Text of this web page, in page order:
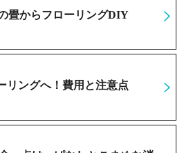
畳からフローリングDIY
リングへ！費用と注意点